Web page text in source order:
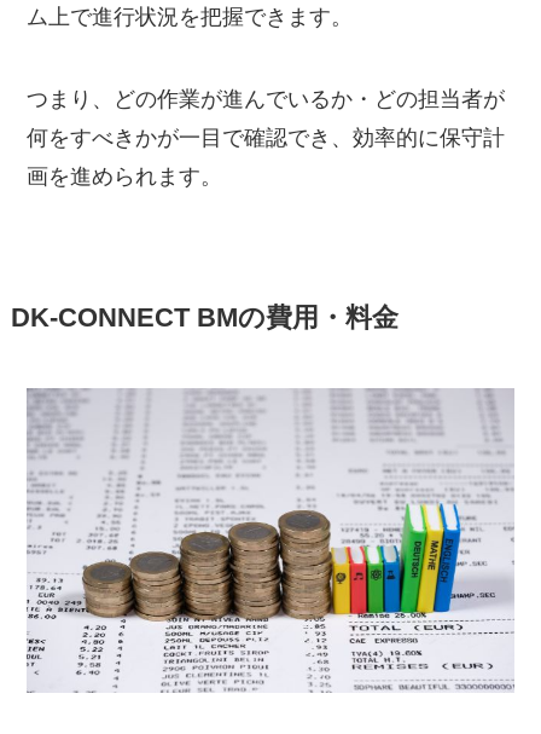
ム上で進行状況を把握できます。
つまり、どの作業が進んでいるか・どの担当者が
何をすべきかが一目で確認でき、効率的に保守計
画を進められます。
DK-CONNECT BMの費用・料金